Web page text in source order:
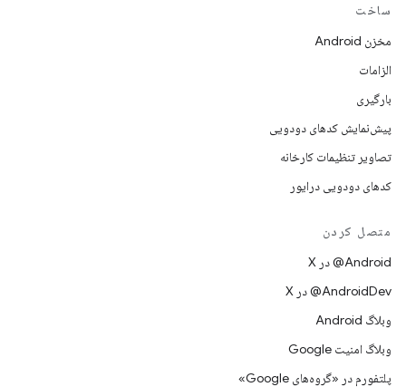
ساخت
مخزن Android
الزامات
بارگیری
پیش‌نمایش کدهای دودویی
تصاویر تنظیمات کارخانه
کدهای دودویی درایور
متصل کردن
‫‎@Android در X
‫‎@AndroidDev در X
وبلاگ Android
وبلاگ امنیت Google
پلتفورم در «گروه‌های Google»